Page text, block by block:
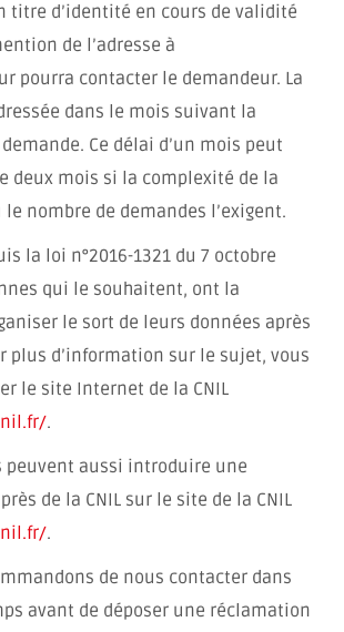
titre d’identité en cours de validité
de l’adresse à
pourra contacter le demandeur. La
dans le mois suivant la
Ce délai d’un mois peut
deux mois si la complexité de la
nombre de demandes l’exigent.
la loi n°2016-1321 du 7 octobre
qui le souhaitent, ont la
le sort de leurs données après
plus d’information sur le sujet, vous
le site Internet de la CNIL
.
peuvent aussi introduire une
de la CNIL sur le site de la CNIL
.
de nous contacter dans
avant de déposer une réclamation